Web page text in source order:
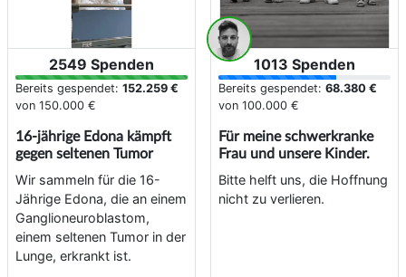
2549 Spenden
Bereits gespendet: 152.259 €
von 150.000 €
16-jährige Edona kämpft
gegen seltenen Tumor
Wir sammeln für die 16-
Jährige Edona, die an einem
Ganglioneuroblastom,
einem seltenen Tumor in der
Lunge, erkrankt ist.
1013 Spenden
Bereits gespendet: 68.380 €
von 100.000 €
Für meine schwerkranke
Frau und unsere Kinder.
Bitte helft uns, die Hoffnung
nicht zu verlieren.